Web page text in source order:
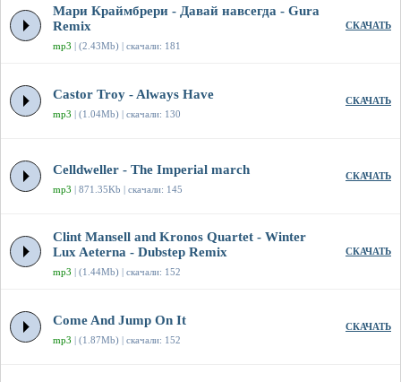
Мари Краймбрери - Давай навсегда - Gura
Remix
mp3 | (2.43Mb) | скачали: 181
СКАЧАТЬ
Castor Troy - Always Have
mp3 | (1.04Mb) | скачали: 130
СКАЧАТЬ
Celldweller - The Imperial march
mp3 | 871.35Kb | скачали: 145
СКАЧАТЬ
Clint Mansell and Kronos Quartet - Winter
Lux Aeterna - Dubstep Remix
mp3 | (1.44Mb) | скачали: 152
СКАЧАТЬ
Come And Jump On It
mp3 | (1.87Mb) | скачали: 152
СКАЧАТЬ